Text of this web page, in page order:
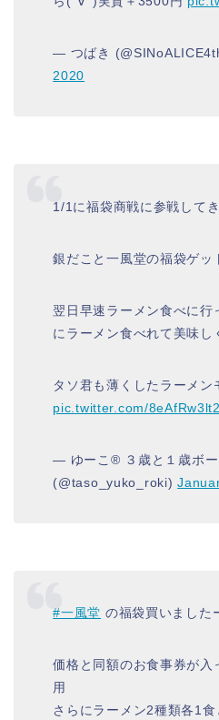
— つばき
2020
1/1に福袋商戦に参戦してき
銀だこと一風堂の福袋ゲッ
翌日早速ラーメン食べに行
にラーメン食べれて美味し
タソ君も薄くしたラーメン
pic.twitter.com/8eAfRw3lt2
— ゆーこ®️ ３歳と１歳ボ
(@taso_yuko_roki)
#一風堂 の福袋買いました
価格と同額のお食事券が入
用
さらにラーメン2種類各1